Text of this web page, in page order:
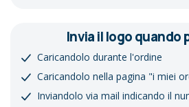
Invia il logo quando
Caricandolo durante l'ordine
Caricandolo nella pagina "i miei
Inviandolo via mail indicando il